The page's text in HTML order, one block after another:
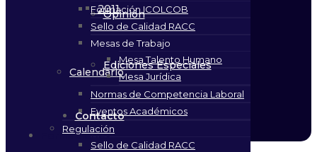
Opinión
Ediciones Especiales
Contacto
2011
Calendario
Formaciones
Formación ICOLCOB
Sello de Calidad RACC
Mesas de Trabajo
Mesa Talento Humano
Mesa Jurídica
Normas de Competencia Laboral
Eventos Académicos
Regulación
Sello de Calidad RACC